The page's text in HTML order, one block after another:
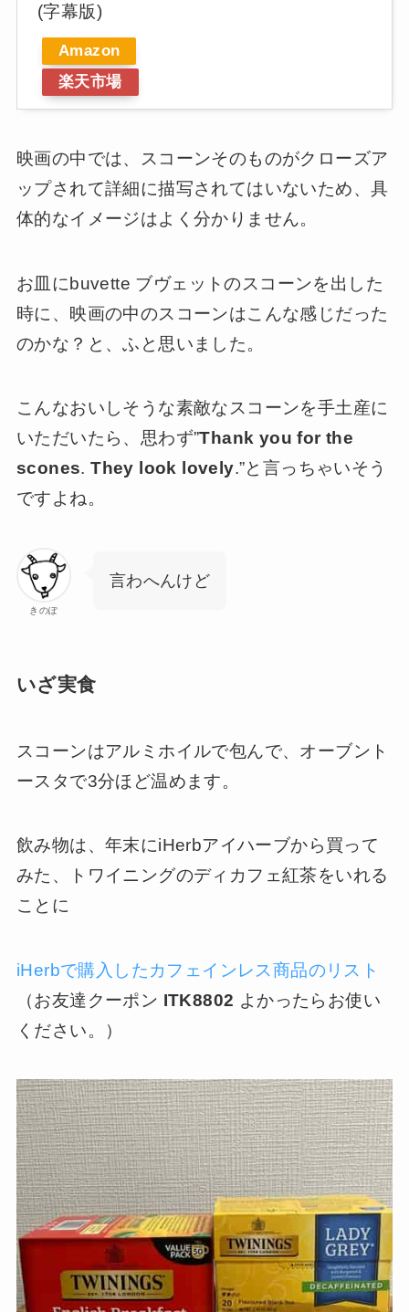
(字幕版)
Amazon
楽天市場
映画の中では、スコーンそのものがクローズア
ップされて詳細に描写されてはいないため、具
体的なイメージはよく分かりません。
お皿にbuvette ブヴェットのスコーンを出した
時に、映画の中のスコーンはこんな感じだった
のかな？と、ふと思いました。
こんなおいしそうな素敵なスコーンを手土産に
いただいたら、思わず”Thank you for the
scones.They look lovely.”と言っちゃいそう
ですよね。
きのぽ
言わへんけど
いざ実食
スコーンはアルミホイルで包んで、オーブント
ースタで3分ほど温めます。
飲み物は、年末にiHerbアイハーブから買って
みた、トワイニングのディカフェ紅茶をいれる
ことに
iHerbで購入したカフェインレス商品のリスト
（お友達クーポン ITK8802 よかったらお使い
ください。）